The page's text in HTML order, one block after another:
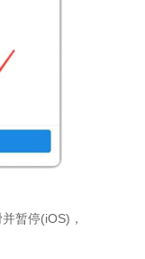
暂停(iOS)，